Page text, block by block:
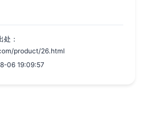
处：
product/26.html
06 19:09:57